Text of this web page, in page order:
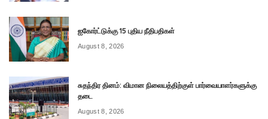
ஐகோர்ட்டுக்கு 15 புதிய நீதிபதிகள்
August 8, 2026
சுதந்திர தினம்: விமான நிலையத்திற்குள் பார்வையாளர்களுக்கு
தடை
August 8, 2026